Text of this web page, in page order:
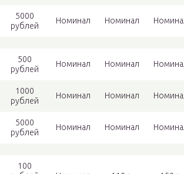
5000
рублей
Номинал Номинал
500
рублей
Номинал Номинал
1000
рублей
Номинал Номинал
5000
рублей
Номинал Номинал
100